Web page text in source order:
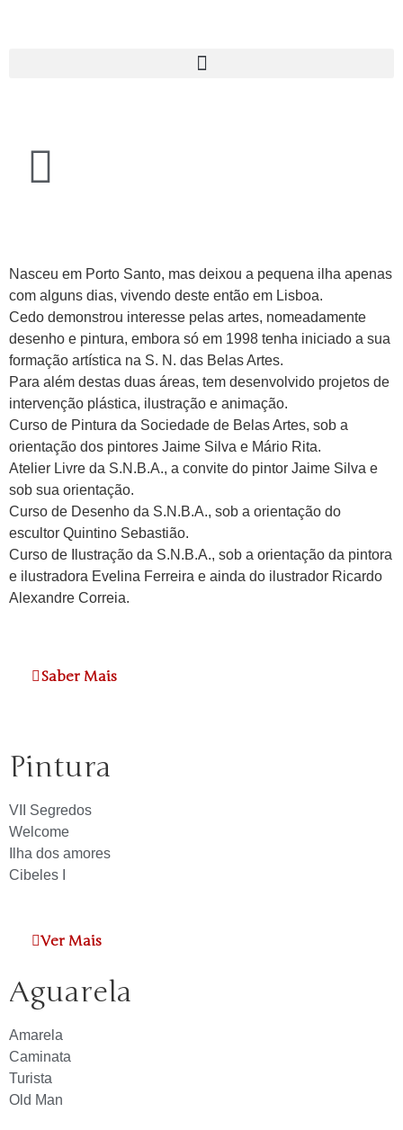
Nasceu em Porto Santo, mas deixou a pequena ilha apenas
com alguns dias, vivendo deste então em Lisboa.
Cedo demonstrou interesse pelas artes, nomeadamente
desenho e pintura, embora só em 1998 tenha iniciado a sua
formação artística na S. N. das Belas Artes.
Para além destas duas áreas, tem desenvolvido projetos de
intervenção plástica, ilustração e animação.
Curso de Pintura da Sociedade de Belas Artes, sob a
orientação dos pintores Jaime Silva e Mário Rita.
Atelier Livre da S.N.B.A., a convite do pintor Jaime Silva e
sob sua orientação.
Curso de Desenho da S.N.B.A., sob a orientação do
escultor Quintino Sebastião.
Curso de Ilustração da S.N.B.A., sob a orientação da pintora
e ilustradora Evelina Ferreira e ainda do ilustrador Ricardo
Alexandre Correia.
Saber Mais
Pintura
VII Segredos
Welcome
Ilha dos amores
Cibeles I
Ver Mais
Aguarela
Amarela
Caminata
Turista
Old Man